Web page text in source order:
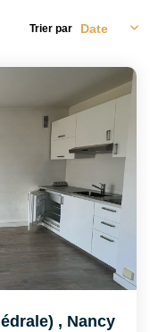
Trier par
, Nancy